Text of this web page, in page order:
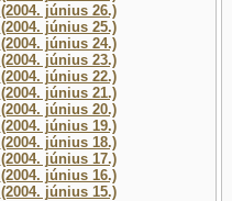
(2004. június 26.)
(2004. június 25.)
(2004. június 24.)
(2004. június 23.)
(2004. június 22.)
(2004. június 21.)
(2004. június 20.)
(2004. június 19.)
(2004. június 18.)
(2004. június 17.)
(2004. június 16.)
(2004. június 15.)